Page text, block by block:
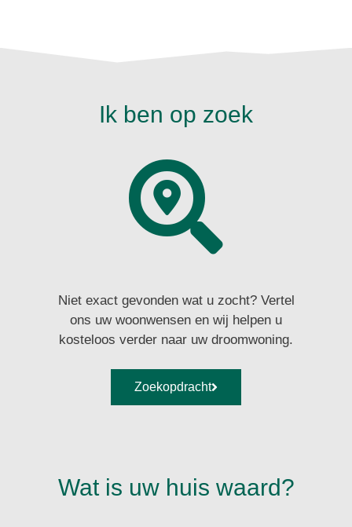
Ik ben op zoek
Niet exact gevonden wat u zocht? Vertel
ons uw woonwensen en wij helpen u
kosteloos verder naar uw droomwoning.
Zoekopdracht
Wat is uw huis waard?